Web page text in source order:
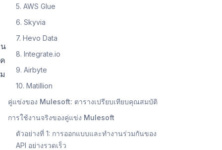
5. AWS Glue
6. Skyvia
7. Hevo Data
8. Integrate.io
9. Airbyte
10. Matillion
คู่แข่งของ Mulesoft: ตารางเปรียบเทียบคุณสมบัติ
การใช้งานจริงของคู่แข่ง Mulesoft
ตัวอย่างที่ 1: การออกแบบและทำงานร่วมกันของ
API อย่างรวดเร็ว